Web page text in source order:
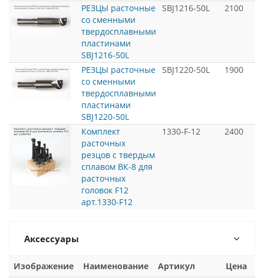
РЕЗЦЫ расточные
со сменными
твердосплавными
пластинами
SBJ1216-50L
SBJ1216-50L 2100
РЕЗЦЫ расточные
со сменными
твердосплавными
пластинами
SBJ1220-50L
SBJ1220-50L 1900
Комплект
расточных
резцов с твердым
сплавом ВК-8 для
расточных
головок F12
арт.1330-F12
1330-F-12 2400
Аксессуары
Изображение Наименование Артикул
Цена